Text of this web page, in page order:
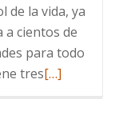
de la vida, ya
a cientos de
para todo
tresLeer
[…]